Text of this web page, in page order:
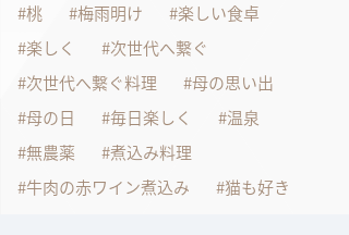
桃
梅雨明け
楽しい食卓
楽しく
次世代へ繋ぐ
次世代へ繋ぐ料理
母の思い出
母の日
毎日楽しく
温泉
無農薬
煮込み料理
牛肉の赤ワイン煮込み
猫も好き